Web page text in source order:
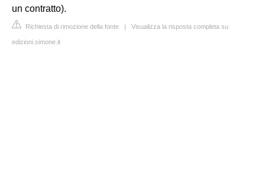
un contratto).
Richiesta di rimozione della fonte | Visualizza la risposta completa su
edizioni.simone.it